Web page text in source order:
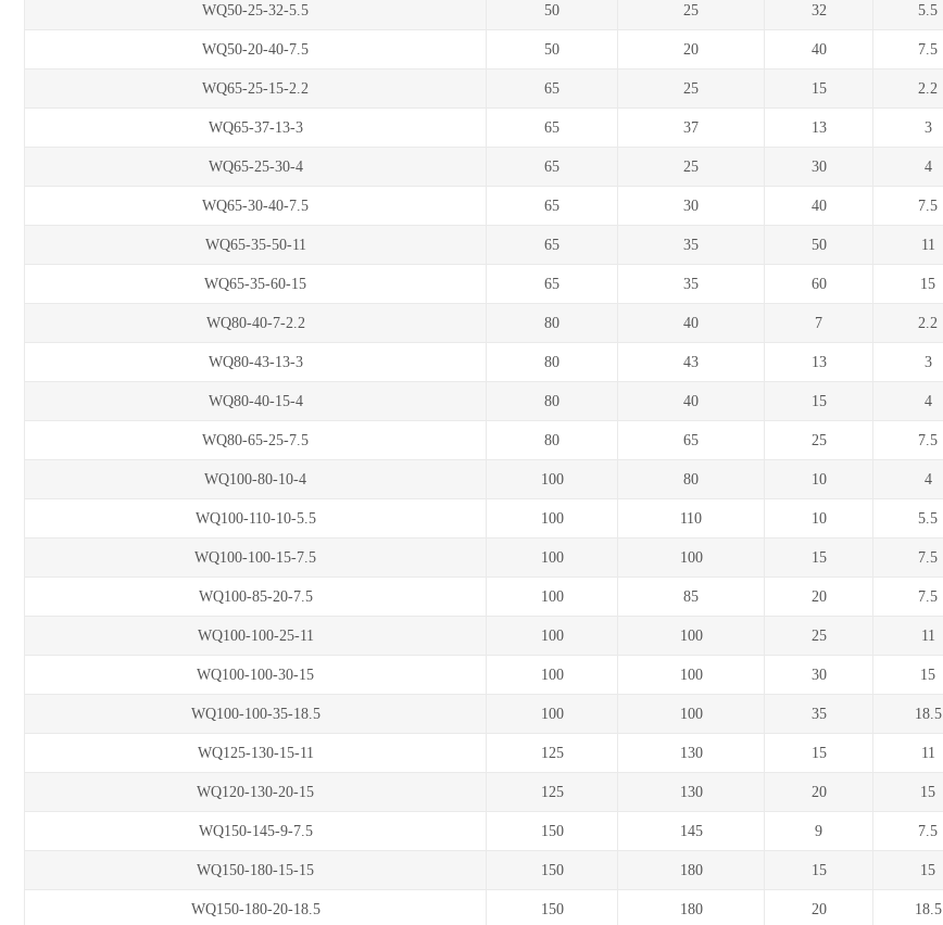
WQ50-25-32-5.5 50 25 32 5.5
WQ50-20-40-7.5 50 20 40 7.5
WQ65-25-15-2.2 65 25 15 2.2
WQ65-37-13-3 65 37 13 3
WQ65-25-30-4 65 25 30 4
WQ65-30-40-7.5 65 30 40 7.5
WQ65-35-50-11 65 35 50 11
WQ65-35-60-15 65 35 60 15
WQ80-40-7-2.2 80 40 7 2.2
WQ80-43-13-3 80 43 13 3
WQ80-40-15-4 80 40 15 4
WQ80-65-25-7.5 80 65 25 7.5
WQ100-80-10-4 100 80 10 4
WQ100-110-10-5.5 100 110 10 5.5
WQ100-100-15-7.5 100 100 15 7.5
WQ100-85-20-7.5 100 85 20 7.5
WQ100-100-25-11 100 100 25 11
WQ100-100-30-15 100 100 30 15
WQ100-100-35-18.5 100 100 35 18.5
WQ125-130-15-11 125 130 15 11
WQ120-130-20-15 125 130 20 15
WQ150-145-9-7.5 150 145 9 7.5
WQ150-180-15-15 150 180 15 15
WQ150-180-20-18.5 150 180 20 18.5